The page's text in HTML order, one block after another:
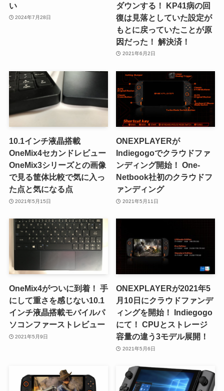
い
2024年7月28日
ダウンする！ KP41病の回
復は見落としていた設定が
もとに戻っていたことが原
因だった！ 解決済！
2021年6月2日
10.1インチ液晶搭載
OneMix4セカンドレビュー
OneMix3シリーズとの画像
で見る筐体比較で気に入っ
た点と気になる点
2021年5月15日
ONEXPLAYERが
Indiegogoでクラウドファ
ンディング開始！ One-
Netbook社初のクラウドフ
ァンディング
2021年5月11日
OneMix4がついに到着！ 手
にして重さを感じない10.1
インチ液晶搭載モバイルパ
ソコンファーストレビュー
2021年5月9日
ONEXPLAYERが2021年5
月10日にクラウドファンデ
ィングを開始！ Indiegogo
にて！ CPUとストレージ
容量の違う3モデル展開！
2021年5月6日